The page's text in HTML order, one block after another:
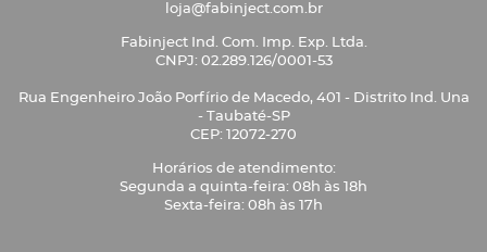
loja@fabinject.com.br
Fabinject Ind. Com. Imp. Exp. Ltda.
CNPJ: 02.289.126/0001-53
Rua Engenheiro João Porfírio de Macedo, 401 - Distrito Ind. Una
- Taubaté-SP
CEP: 12072-270
Horários de atendimento:
Segunda a quinta-feira: 08h às 18h
Sexta-feira: 08h às 17h